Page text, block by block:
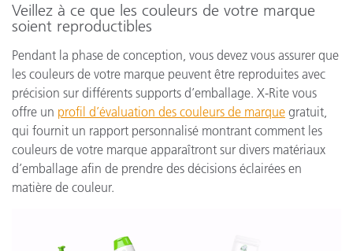
Veillez à ce que les couleurs de votre marque
soient reproductibles
Pendant la phase de conception, vous devez vous assurer que
les couleurs de votre marque peuvent être reproduites avec
précision sur différents supports d’emballage. X-Rite vous
offre un profil d’évaluation des couleurs de marque gratuit,
qui fournit un rapport personnalisé montrant comment les
couleurs de votre marque apparaîtront sur divers matériaux
d’emballage afin de prendre des décisions éclairées en
matière de couleur.